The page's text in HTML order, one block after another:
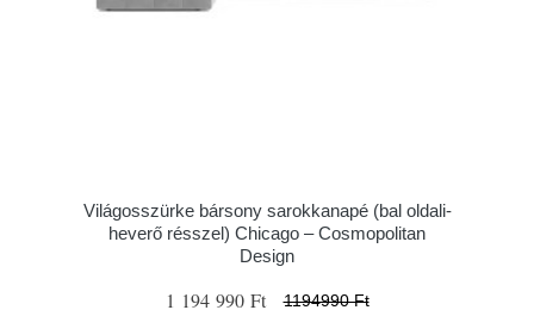
Világosszürke bársony sarokkanapé (bal oldali-
heverő résszel) Chicago – Cosmopolitan
Design
1 194 990 Ft 1194990 Ft